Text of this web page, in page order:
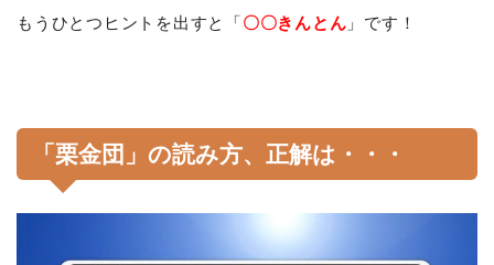
もうひとつヒントを出すと「〇〇きんとん 」です！
「栗金団」の読み方、正解は・・・